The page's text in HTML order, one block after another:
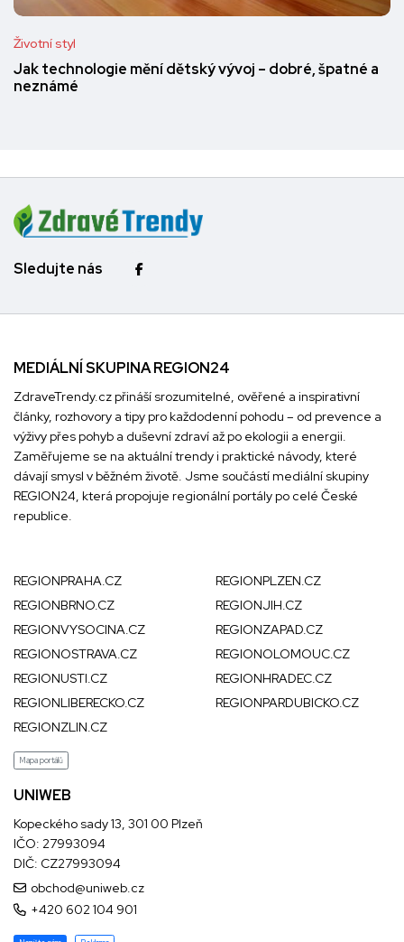
Životní styl
Jak technologie mění dětský vývoj – dobré, špatné a
neznámé
Sledujte nás
MEDIÁLNÍ SKUPINA REGION24
ZdraveTrendy.cz přináší srozumitelné, ověřené a inspirativní
články, rozhovory a tipy pro každodenní pohodu – od prevence a
výživy přes pohyb a duševní zdraví až po ekologii a energii.
Zaměřujeme se na aktuální trendy i praktické návody, které
dávají smysl v běžném životě. Jsme součástí mediální skupiny
REGION24, která propojuje regionální portály po celé České
republice.
REGIONPRAHA.CZ
REGIONPLZEN.CZ
REGIONBRNO.CZ
REGIONJIH.CZ
REGIONVYSOCINA.CZ
REGIONZAPAD.CZ
REGIONOSTRAVA.CZ
REGIONOLOMOUC.CZ
REGIONUSTI.CZ
REGIONHRADEC.CZ
REGIONLIBERECKO.CZ
REGIONPARDUBICKO.CZ
REGIONZLIN.CZ
Mapa portálů
UNIWEB
Kopeckého sady 13, 301 00 Plzeň
IČO: 27993094
DIČ: CZ27993094
obchod@uniweb.cz
+420 602 104 901